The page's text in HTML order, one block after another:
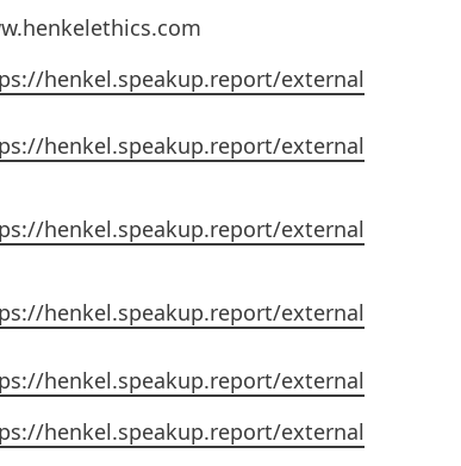
henkel.speakup.report/external
henkel.speakup.report/external
henkel.speakup.report/external
henkel.speakup.report/external
henkel.speakup.report/external
henkel.speakup.report/external